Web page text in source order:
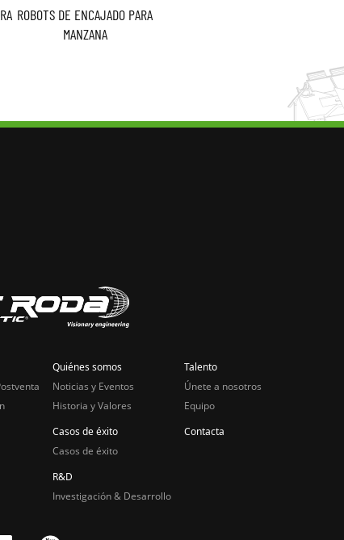
ROBOTS DE ENCAJADO PARA
MANZANA
Quiénes somos
Noticias y Eventos
Historia y Valores
Casos de éxito
Casos de éxito
R&D
Investigación & Desarrollo
Talento
Únete a nosotros
Equipo
Contacta